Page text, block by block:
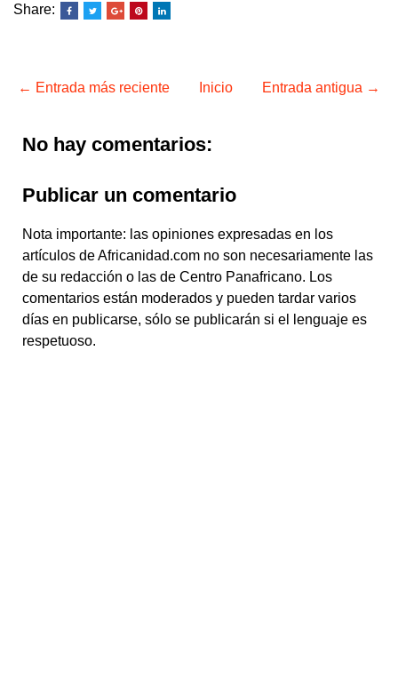
Share:
← Entrada más reciente Entrada antigua →
Inicio
No hay comentarios:
Publicar un comentario
Nota importante: las opiniones expresadas en los
artículos de Africanidad.com no son necesariamente las
de su redacción o las de Centro Panafricano. Los
comentarios están moderados y pueden tardar varios
días en publicarse, sólo se publicarán si el lenguaje es
respetuoso.